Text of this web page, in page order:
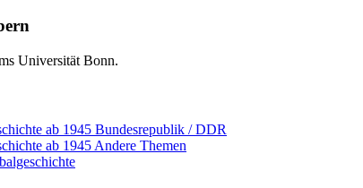
Universität Bonn.
ab 1945 Bundesrepublik / DDR
ab 1945 Andere Themen